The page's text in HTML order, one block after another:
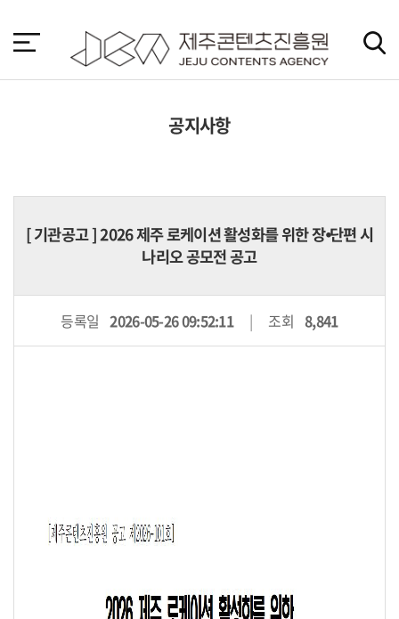
바
가
공지사항
[기관공고] 2026 제주 로케이션 활성화를 위한 장⦁단편 시
나리오 공모전 공고
등록일 2026-05-26 09:52:11 조회 8,841